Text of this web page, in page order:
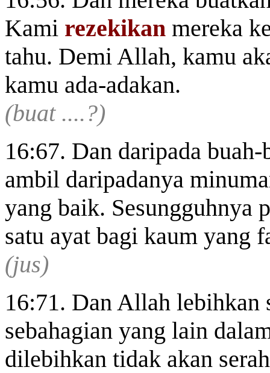
Kami rezekikan mereka
tahu. Demi Allah, kamu
kamu ada-adakan.
(buat ....?)
16:67. Dan daripada
ambil daripadanya
yang baik. Sesungguhnya
satu ayat bagi kaum yang
(jus)
16:71. Dan Allah lebihkan
sebahagian yang lain
dilebihkan tidak akan